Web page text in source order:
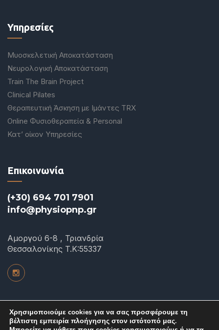
Υπηρεσίες
Μυοσκελετική Αποκατάσταση
Νευρολογική Αποκατάσταση
Train The Brain Project
Clinical Pilates
Θεραπευτική Άσκηση με Ιμάντες TRX
Online Φυσιοθεραπεία & Personal
Κατ’ οίκον Υπηρεσίες
Επικοινωνία
(+30) 694 701 7901
info@physiopnp.gr
Αμοργού 6-8 , Τριανδρία
Θεσσαλονίκης T.K:55337
Copyright © Pain and Performance Physiotherapy 2024.All
Χρησιμοποιούμε cookies για να σας προσφέρουμε τη
βέλτιστη εμπειρία πλοήγησης στον ιστότοπό μας.